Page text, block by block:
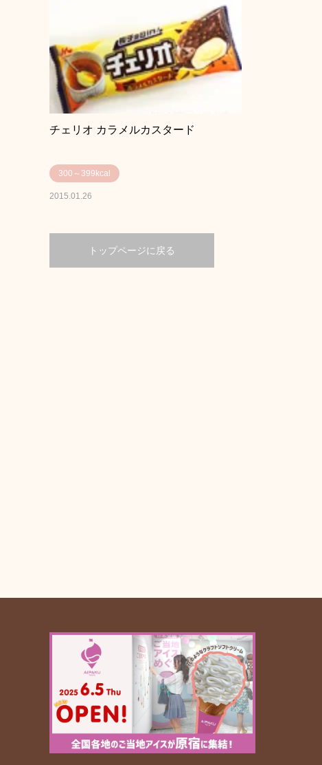
チェリオ カラメルカスタード
300～399kcal
2015.01.26
トップページに戻る